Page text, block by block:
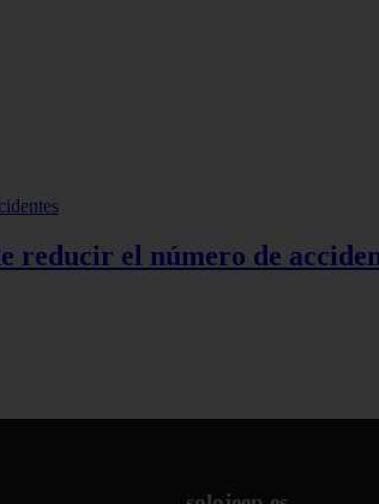
reducir el número de